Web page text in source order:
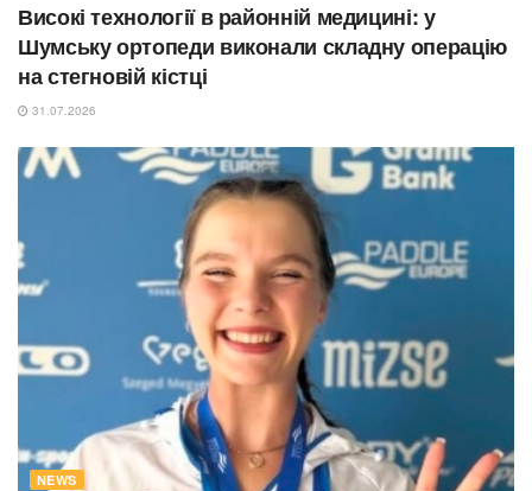
Високі технології в районній медицині: у
Шумську ортопеди виконали складну операцію
на стегновій кістці
31.07.2026
NEWS